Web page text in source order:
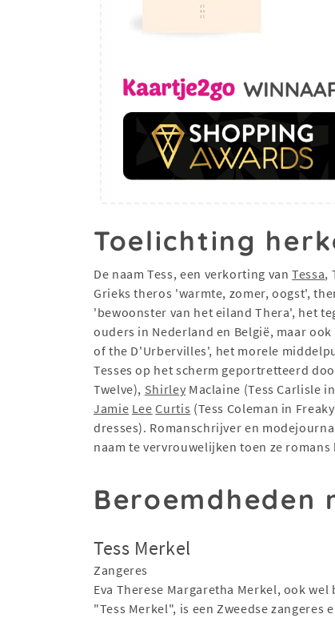
Toelichting
De naam Tess, een verkorting vanTessa,
Grieks theros 'warmte, zomer, oogst',
'bewoonster van het eiland Thera', het
ouders in Nederland en België, maar
of the D'Urbervilles', het morele
Tesses op het scherm geportretteerd
Twelve), Shirley Maclaine (Tess Carlisle
Jamie Lee Curtis (Tess Coleman in
dresses). Romanschrijver en
naam te vervrouwelijken toen ze
Beroemdheden
Tess Merkel
Zangeres
Eva Therese Margaretha Merkel, ook wel
"Tess Merkel", is een Zweedse zangeres